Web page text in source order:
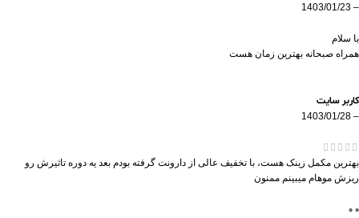
–
1403/01/23
با سلام
همراه صبحانه بهترین زمان هست
کاربر سایت
–
1403/01/28
بهترین مکمل زینک هست، با تخفیف عالی از دارونت گرفته بودم بعد یه دوره تاثیرش رو
ریزش موهام میبینم ممنون
0
0